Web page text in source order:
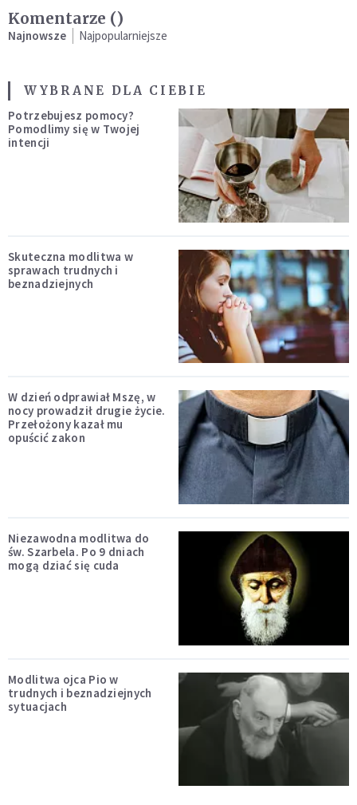
Komentarze ()
Najnowsze Najpopularniejsze
WYBRANE DLA CIEBIE
Potrzebujesz pomocy?
Pomodlimy się w Twojej
intencji
Skuteczna modlitwa w
sprawach trudnych i
beznadziejnych
W dzień odprawiał Mszę, w
nocy prowadził drugie życie.
Przełożony kazał mu
opuścić zakon
Niezawodna modlitwa do
św. Szarbela. Po 9 dniach
mogą dziać się cuda
Modlitwa ojca Pio w
trudnych i beznadziejnych
sytuacjach